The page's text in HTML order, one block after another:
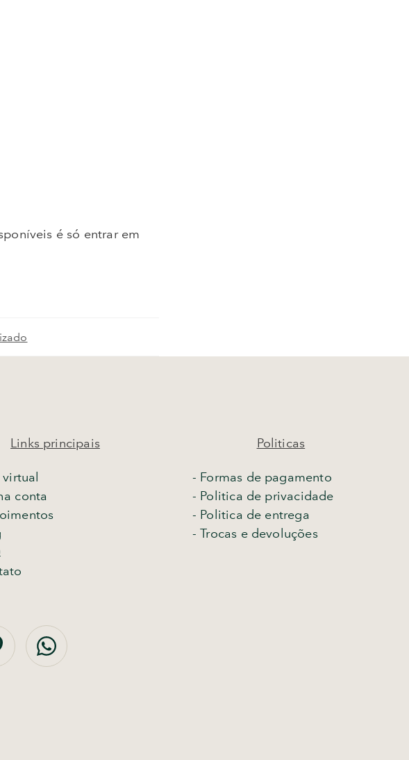
é só entrar em
Links principais
conta
Politicas
- Formas de pagamento
- Politica de privacidade
- Politica de entrega
-Trocas e devoluções